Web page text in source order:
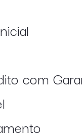
com